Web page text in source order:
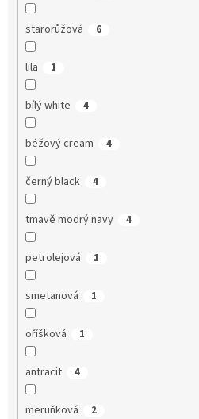
starorůžová 6
lila 1
bílý white 4
béžový cream 4
černý black 4
tmavě modrý navy 4
petrolejová 1
smetanová 1
oříšková 1
antracit 4
meruňková 2